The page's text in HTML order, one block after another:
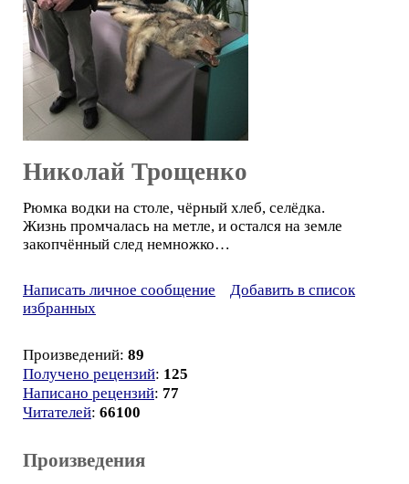
Николай Трощенко
Рюмка водки на столе, чёрный хлеб, селёдка.
Жизнь промчалась на метле, и остался на земле
закопчённый след немножко…
Написать личное сообщение
Добавить в список
избранных
Произведений: 89
Получено рецензий: 125
Написано рецензий: 77
Читателей: 66100
Произведения